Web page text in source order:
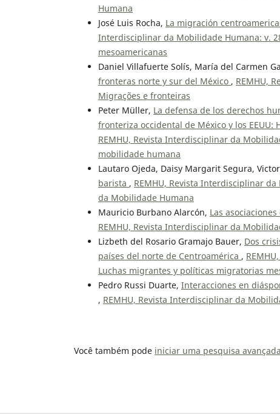
Humana
José Luis Rocha, La migración
Interdisciplinar da Mobilidade Humana: v.
mesoamericanas
Daniel Villafuerte Solís, María del Carmen
fronteras norte y sur del México , REMHU,
Migrações e fronteiras
Peter Müller, La defensa de los derechos
fronteriza occidental de México y los
REMHU, Revista Interdisciplinar da
mobilidade humana
Lautaro Ojeda, Daisy Margarit Segura,
barista , REMHU, Revista Interdisciplinar
da Mobilidade Humana
Mauricio Burbano Alarcón, Las
REMHU, Revista Interdisciplinar da
Lizbeth del Rosario Gramajo Bauer, Dos
países del norte de Centroamérica ,
Luchas migrantes y políticas migratorias
Pedro Russi Duarte, Interacciones en
, REMHU, Revista Interdisciplinar da
Você também pode iniciar uma pesquisa